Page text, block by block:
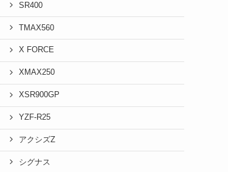
SR400
TMAX560
X FORCE
XMAX250
XSR900GP
YZF-R25
アクシズZ
シグナス